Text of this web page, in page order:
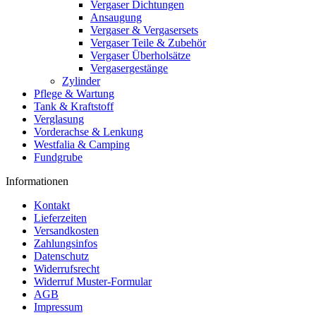
Vergaser Dichtungen
Ansaugung
Vergaser & Vergasersets
Vergaser Teile & Zubehör
Vergaser Überholsätze
Vergasergestänge
Zylinder
Pflege & Wartung
Tank & Kraftstoff
Verglasung
Vorderachse & Lenkung
Westfalia & Camping
Fundgrube
Informationen
Kontakt
Lieferzeiten
Versandkosten
Zahlungsinfos
Datenschutz
Widerrufsrecht
Widerruf Muster-Formular
AGB
Impressum